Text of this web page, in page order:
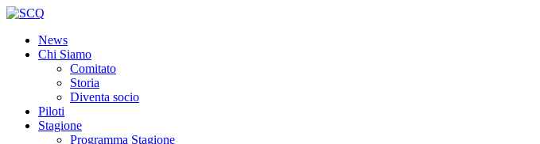
News
Chi Siamo
Comitato
Storia
Diventa socio
Piloti
Stagione
Programma Stagione